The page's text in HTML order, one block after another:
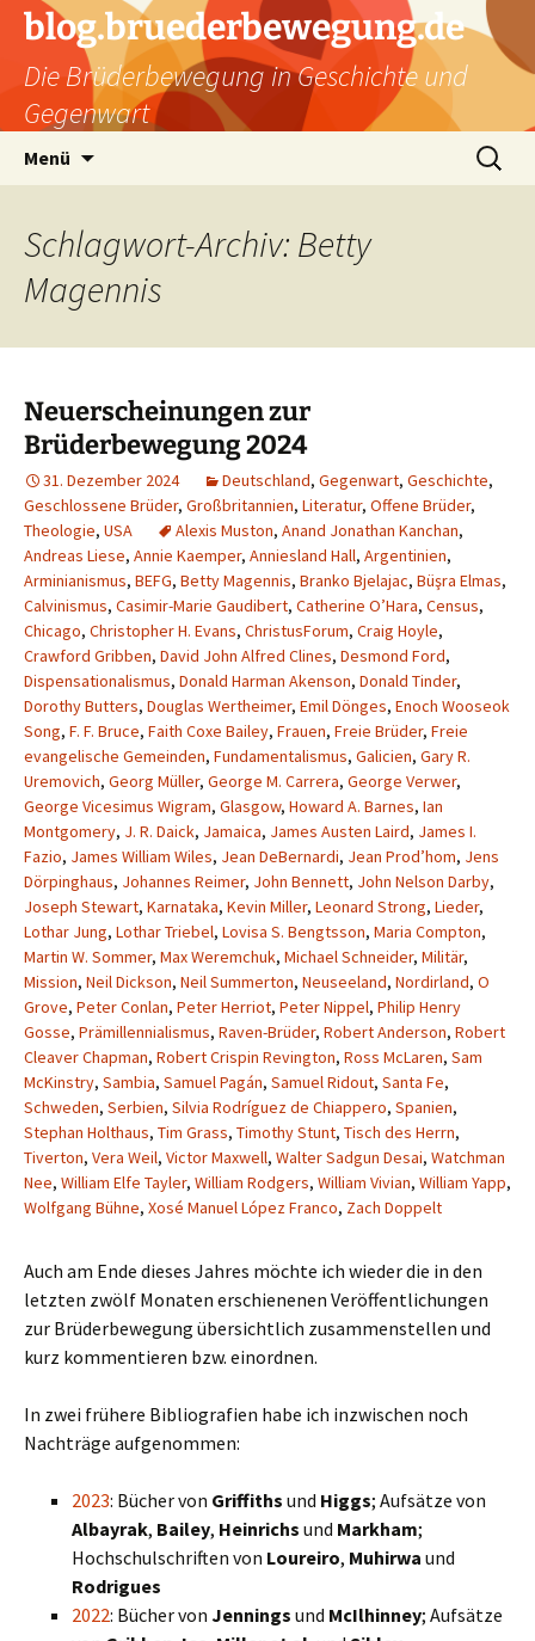
Zum
Inhalt
springen
blog.bruederbewegung.de
Die Brüderbewegung in Geschichte und
Gegenwart
Menü
Suchen
nach:
Schlagwort-Archiv: Betty
Magennis
Neuerscheinungen zur
Brüderbewegung 2024
31. Dezember 2024 Deutschland, Gegenwart, Geschichte,
Geschlossene Brüder, Großbritannien, Literatur, Offene Brüder,
Theologie, USA Alexis Muston, Anand Jonathan Kanchan,
Andreas Liese, Annie Kaemper, Anniesland Hall, Argentinien,
Arminianismus, BEFG, Betty Magennis, Branko Bjelajac, Büşra Elmas,
Calvinismus, Casimir-Marie Gaudibert, Catherine O’Hara, Census,
Chicago, Christopher H. Evans, ChristusForum, Craig Hoyle,
Crawford Gribben, David John Alfred Clines, Desmond Ford,
Dispensationalismus, Donald Harman Akenson, Donald Tinder,
Dorothy Butters, Douglas Wertheimer, Emil Dönges, Enoch Wooseok
Song, F. F. Bruce, Faith Coxe Bailey, Frauen, Freie Brüder, Freie
evangelische Gemeinden, Fundamentalismus, Galicien, Gary R.
Uremovich, Georg Müller, George M. Carrera, George Verwer,
George Vicesimus Wigram, Glasgow, Howard A. Barnes, Ian
Montgomery, J. R. Daick, Jamaica, James Austen Laird, James I.
Fazio, James William Wiles, Jean DeBernardi, Jean Prod’hom, Jens
Dörpinghaus, Johannes Reimer, John Bennett, John Nelson Darby,
Joseph Stewart, Karnataka, Kevin Miller, Leonard Strong, Lieder,
Lothar Jung, Lothar Triebel, Lovisa S. Bengtsson, Maria Compton,
Martin W. Sommer, Max Weremchuk, Michael Schneider, Militär,
Mission, Neil Dickson, Neil Summerton, Neuseeland, Nordirland, O
Grove, Peter Conlan, Peter Herriot, Peter Nippel, Philip Henry
Gosse, Prämillennialismus, Raven-Brüder, Robert Anderson, Robert
Cleaver Chapman, Robert Crispin Revington, Ross McLaren, Sam
McKinstry, Sambia, Samuel Pagán, Samuel Ridout, Santa Fe,
Schweden, Serbien, Silvia Rodríguez de Chiappero, Spanien,
Stephan Holthaus, Tim Grass, Timothy Stunt, Tisch des Herrn,
Tiverton, Vera Weil, Victor Maxwell, Walter Sadgun Desai, Watchman
Nee, William Elfe Tayler, William Rodgers, William Vivian, William Yapp,
Wolfgang Bühne, Xosé Manuel López Franco, Zach Doppelt
Auch am Ende dieses Jahres möchte ich wieder die in den
letzten zwölf Monaten erschienenen Veröffentlichungen
zur Brüderbewegung übersichtlich zusammenstellen und
kurz kommentieren bzw. einordnen.
In zwei frühere Bibliografien habe ich inzwischen noch
Nachträge aufgenommen:
2023: Bücher von Griffiths und Higgs; Aufsätze von
Albayrak, Bailey, Heinrichs und Markham;
Hochschulschriften von Loureiro, Muhirwa und
Rodrigues
2022: Bücher von Jennings und McIlhinney; Aufsätze